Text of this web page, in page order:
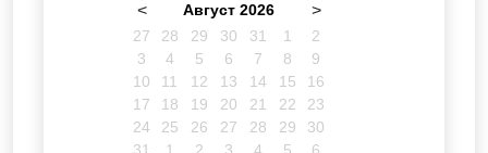
< Август 2026 >
27 28 29 30 31 1
2
3
4 5 6 7 8
9
10
11 12 13 14 15
16
17
18 19 20 21 22
23
24
25 26 27 28 29
30